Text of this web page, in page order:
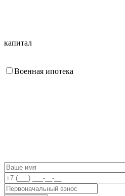
капитал
Военная ипотека